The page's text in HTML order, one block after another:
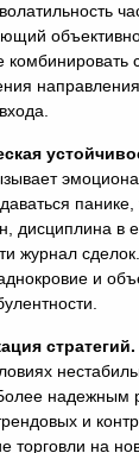
дисциплина в
журнал
и
стратегий.
надежным
и
торговли на